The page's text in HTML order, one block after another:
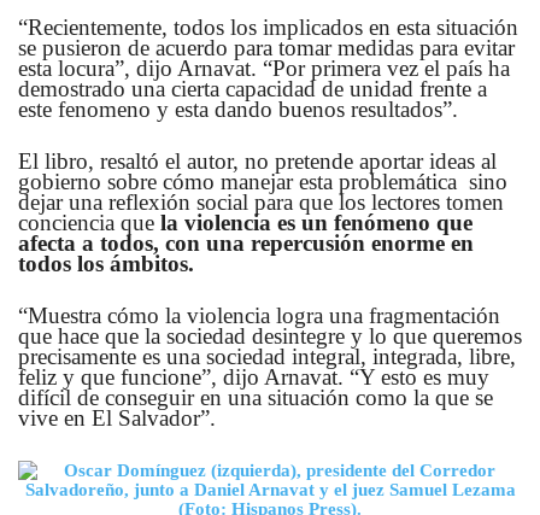
“Recientemente, todos los implicados en esta situación
se pusieron de acuerdo para tomar medidas para evitar
esta locura”, dijo Arnavat. “Por primera vez el país ha
demostrado una cierta capacidad de unidad frente a
este fenomeno y esta dando buenos resultados”.
El libro, resaltó el autor, no pretende aportar ideas al
gobierno sobre cómo manejar esta problemática sino
dejar una reflexión social para que los lectores tomen
conciencia que la violencia es un fenómeno que
afecta a todos, con una repercusión enorme en
todos los ámbitos.
“Muestra cómo la violencia logra una fragmentación
que hace que la sociedad desintegre y lo que queremos
precisamente es una sociedad integral, integrada, libre,
feliz y que funcione”, dijo Arnavat. “Y esto es muy
difícil de conseguir en una situación como la que se
vive en El Salvador”.